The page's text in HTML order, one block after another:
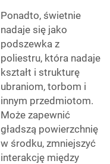
Ponadto, świetnie
nadaje się jako
podszewka z
poliestru, która nadaje
kształt i strukturę
ubraniom, torbom i
innym przedmiotom.
Może zapewnić
gładszą powierzchnię
w środku, zmniejszyć
interakcję między